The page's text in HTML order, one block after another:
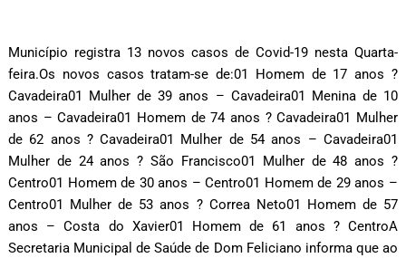
Município registra 13 novos casos de Covid-19 nesta Quarta-
feira.Os novos casos tratam-se de:01 Homem de 17 anos ?
Cavadeira01 Mulher de 39 anos – Cavadeira01 Menina de 10
anos – Cavadeira01 Homem de 74 anos ? Cavadeira01 Mulher
de 62 anos ? Cavadeira01 Mulher de 54 anos – Cavadeira01
Mulher de 24 anos ? São Francisco01 Mulher de 48 anos ?
Centro01 Homem de 30 anos – Centro01 Homem de 29 anos –
Centro01 Mulher de 53 anos ? Correa Neto01 Homem de 57
anos – Costa do Xavier01 Homem de 61 anos ? CentroA
Secretaria Municipal de Saúde de Dom Feliciano informa que ao